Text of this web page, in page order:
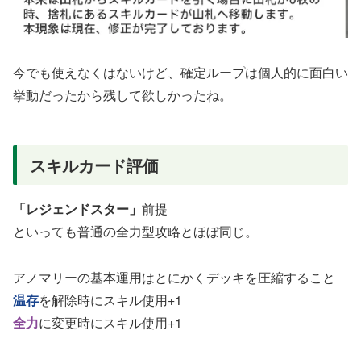
今でも使えなくはないけど、確定ループは個人的に面白い
挙動だったから残して欲しかったね。
スキルカード評価
「レジェンドスター」 前提
といっても普通の全力型攻略とほぼ同じ。
アノマリーの基本運用はとにかくデッキを圧縮すること
温存を解除時にスキル使用+1
全力に変更時にスキル使用+1